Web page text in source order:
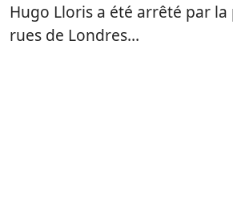
Hugo Lloris a été arrêté par la
rues de Londres…